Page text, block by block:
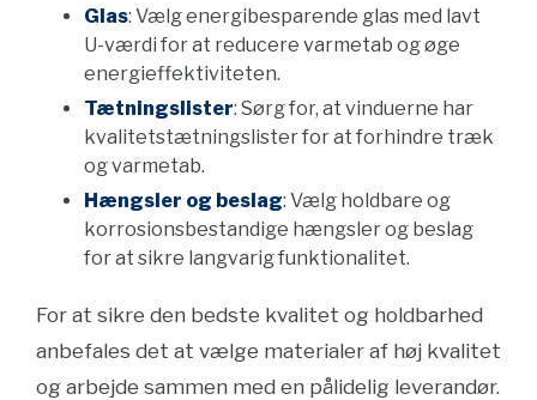
Glas: Vælg energibesparende glas med lavt
U-værdi for at reducere varmetab og øge
energieffektiviteten.
Tætningslister: Sørg for, at vinduerne har
kvalitetstætningslister for at forhindre træk
og varmetab.
Hængsler og beslag: Vælg holdbare og
korrosionsbestandige hængsler og beslag
for at sikre langvarig funktionalitet.
For at sikre den bedste kvalitet og holdbarhed
anbefales det at vælge materialer af høj kvalitet
og arbejde sammen med en pålidelig leverandør.